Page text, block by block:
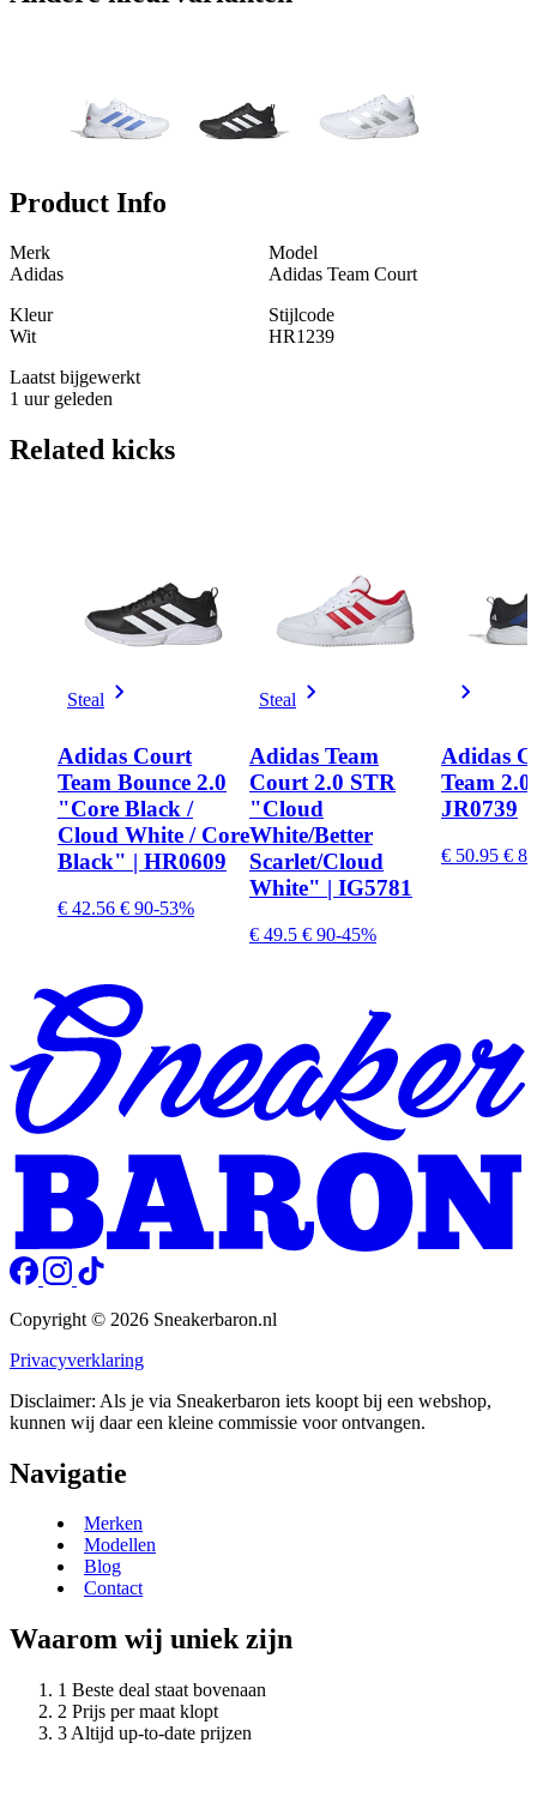
Product Info
Merk
Adidas
Model
Adidas Team Court
Kleur
Wit
Stijlcode
HR1239
Laatst bijgewerkt
1 uur geleden
Related kicks
Steal
Adidas Court
Team Bounce 2.0
"Core Black /
Cloud White / Core
Black" | HR0609
€ 42.56 € 90-53%
Steal
Adidas Team
Court 2.0 STR
"Cloud
White/Better
Scarlet/Cloud
White" | IG5781
€ 49.5 € 90-45%
Adidas
Team
JR0739
€ 50.95 €
Copyright © 2026 Sneakerbaron.nl
Privacyverklaring
Disclaimer: Als je via Sneakerbaron iets koopt bij een webshop,
kunnen wij daar een kleine commissie voor ontvangen.
Navigatie
Merken
Modellen
Blog
Contact
Waarom wij uniek zijn
Beste deal staat bovenaan
Prijs per maat klopt
Altijd up-to-date prijzen